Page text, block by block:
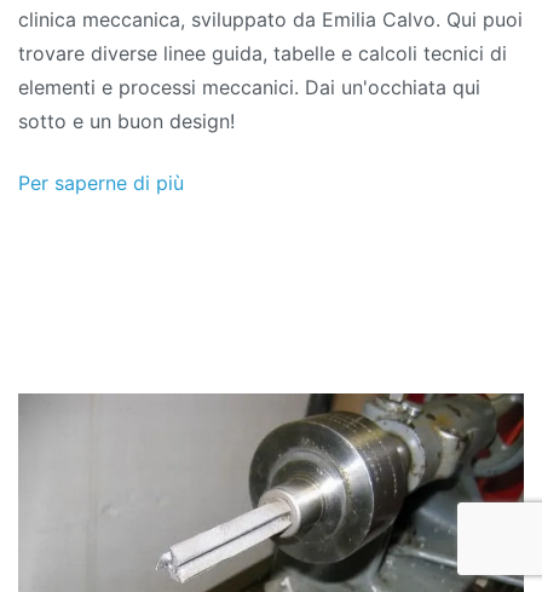
clinica meccanica, sviluppato da Emilia Calvo. Qui puoi
trovare diverse linee guida, tabelle e calcoli tecnici di
elementi e processi meccanici. Dai un'occhiata qui
sotto e un buon design!
Per saperne di più